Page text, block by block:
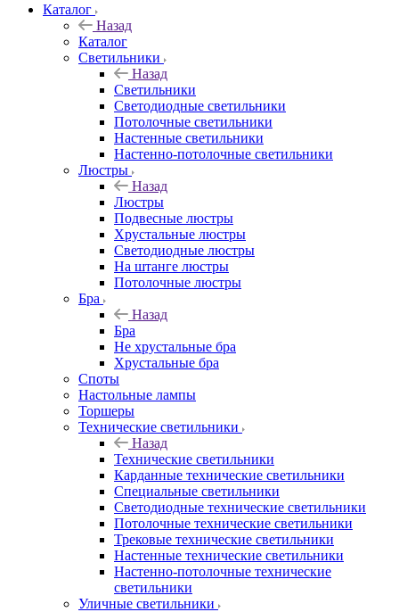
Каталог
Назад
Каталог
Светильники
Назад
Светильники
Светодиодные светильники
Потолочные светильники
Настенные светильники
Настенно-потолочные светильники
Люстры
Назад
Люстры
Подвесные люстры
Хрустальные люстры
Светодиодные люстры
На штанге люстры
Потолочные люстры
Бра
Назад
Бра
Не хрустальные бра
Хрустальные бра
Споты
Настольные лампы
Торшеры
Технические светильники
Назад
Технические светильники
Карданные технические светильники
Специальные светильники
Светодиодные технические светильники
Потолочные технические светильники
Трековые технические светильники
Настенные технические светильники
Настенно-потолочные технические
светильники
Уличные светильники